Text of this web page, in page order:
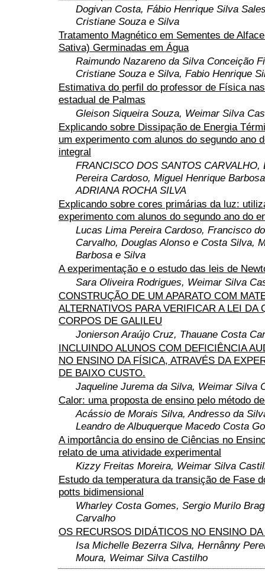
Dogivan Costa, Fábio Henrique Silva
Cristiane Souza e Silva
Tratamento Magnético em Sementes de
Sativa) Germinadas em Água
Raimundo Nazareno da Silva Conceição
Cristiane Souza e Silva, Fabio Henrique
Estimativa do perfil do professor de Física
estadual de Palmas
Gleison Siqueira Souza, Weimar Silva
Explicando sobre Dissipação de Energia
um experimento com alunos do segundo ano
integral
FRANCISCO DOS SANTOS CARVALHO,
Pereira Cardoso, Miguel Henrique
ADRIANA ROCHA SILVA
Explicando sobre cores primárias da luz:
experimento com alunos do segundo ano do
Lucas Lima Pereira Cardoso, Francisco
Carvalho, Douglas Alonso e Costa Silva,
Barbosa e Silva
A experimentação e o estudo das leis de
Sara Oliveira Rodrigues, Weimar Silva
CONSTRUÇÃO DE UM APARATO COM
ALTERNATIVOS PARA VERIFICAR A LEI DA
CORPOS DE GALILEU
Jonierson Araújo Cruz, Thauane Costa
INCLUINDO ALUNOS COM DEFICIÊNCIA
NO ENSINO DA FÍSICA, ATRAVÉS DA
DE BAIXO CUSTO.
Jaqueline Jurema da Silva, Weimar Silva
Calor: uma proposta de ensino pelo método
Acássio de Morais Silva, Andresso da
Leandro de Albuquerque Macedo Costa
A importância do ensino de Ciências no
relato de uma atividade experimental
Kizzy Freitas Moreira, Weimar Silva
Estudo da temperatura da transição de Fase
potts bidimensional
Wharley Costa Gomes, Sergio Murilo
Carvalho
OS RECURSOS DIDÁTICOS NO ENSINO
Isa Michelle Bezerra Silva, Hernânny
Moura, Weimar Silva Castilho